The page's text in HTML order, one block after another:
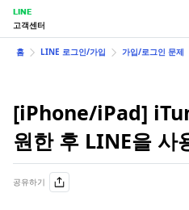
LINE
고객센터
홈 LINE 로그인/가입 가입/로그인 문제
[iPhone/iPad]
원한 후 LINE을 사
공유하기